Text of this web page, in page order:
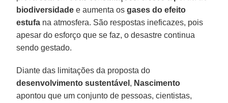
biodiversidade e aumenta osgases do efeito
estufa na atmosfera. São respostas ineficazes, pois
apesar do esforço que se faz, o desastre continua
sendo gestado.
Diante das limitações da proposta do
desenvolvimento sustentável , Nascimento
apontou que um conjunto de pessoas, cientistas,